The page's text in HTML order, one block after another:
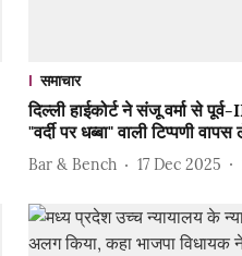
समाचार
दिल्ली हाईकोर्ट ने संजू वर्मा से
"वर्दी पर धब्बा" वाली टिप्पणी
Bar & Bench 17 Dec 2025